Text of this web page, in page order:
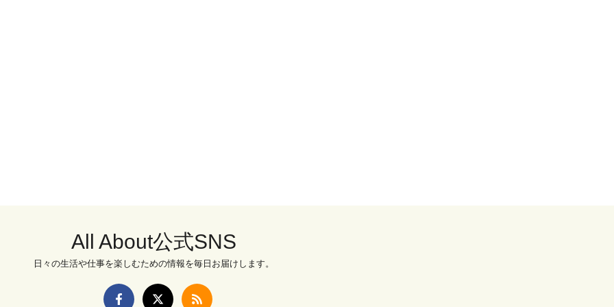
All About公式SNS
日々の生活や仕事を楽しむための情報を毎日お届けします。